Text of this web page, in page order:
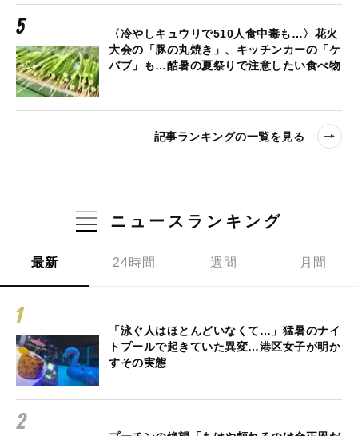
〈冷やしキュウリで510人食中毒も…〉花火
大会の「豚の丸焼き」、キッチンカーの「ケ
バブ」も…酷暑の夏祭りで注意したい食べ物
記事ランキングの一覧を見る
ニュースランキング
最新 24時間 週間 月間
「泳ぐ人はほとんどいなくて…」猛暑のナイ
トプールで起きていた異変…港区女子が明か
すその実態